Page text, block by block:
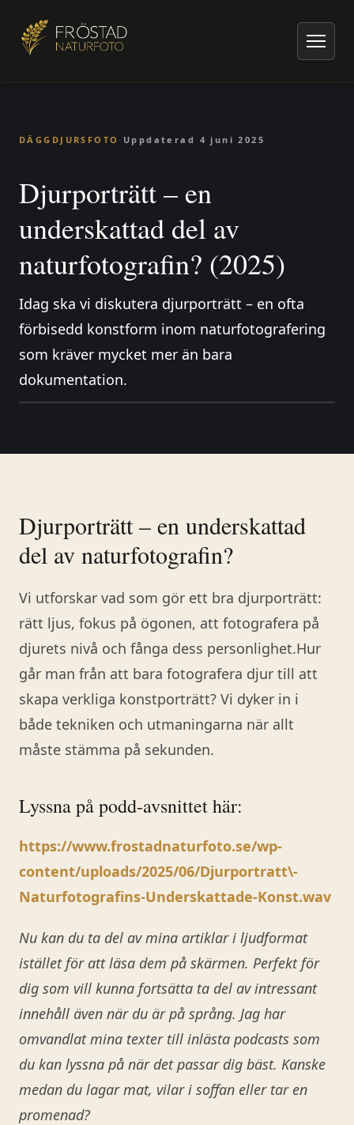
Artiklar om naturfoto
Däggdjursfoto
Djurporträtt – en underskattad del av naturfotografin? (2025)
DÄGGDJURSFOTO · Uppdaterad 4 juni 2025
Djurporträtt – en
underskattad del av
naturfotografin? (2025)
Idag ska vi diskutera djurporträtt – en ofta
förbisedd konstform inom naturfotografering
som kräver mycket mer än bara
dokumentation.
Djurporträtt – en underskattad
del av naturfotografin?
Vi utforskar vad som gör ett bra djurporträtt:
rätt ljus, fokus på ögonen, att fotografera på
djurets nivå och fånga dess personlighet.Hur
går man från att bara fotografera djur till att
skapa verkliga konstporträtt? Vi dyker in i
både tekniken och utmaningarna när allt
måste stämma på sekunden.
Lyssna på podd-avsnittet här:
https://www.frostadnaturfoto.se/wp-
content/uploads/2025/06/Djurportratt\-
Naturfotografins-Underskattade-Konst.wav
Nu kan du ta del av mina artiklar i ljudformat
istället för att läsa dem på skärmen. Perfekt för
dig som vill kunna fortsätta ta del av intressant
innehåll även när du är på språng. Jag har
omvandlat mina texter till inlästa podcasts som
du kan lyssna på när det passar dig bäst. Kanske
medan du lagar mat, vilar i soffan eller tar en
promenad?